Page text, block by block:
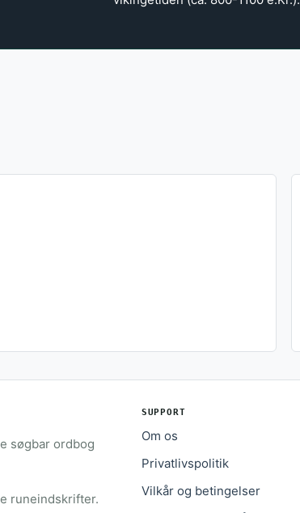
søgbar ordbog
runeindskrifter.
SUPPORT
Om os
Privatlivspolitik
Vilkår og betingelser